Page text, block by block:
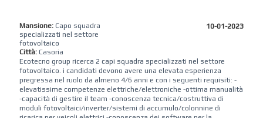
Mansione:Capo squadra
specializzati nel settore
fotovoltaico
Città:Casoria
10-01-2023
Ecotecno group ricerca 2 capi squadra specializzati nel settore
fotovoltaico. i candidati devono avere una elevata esperienza
pregressa nel ruolo da almeno 4/6 anni e con i seguenti requisiti: -
elevatissime competenze elettriche/elettroniche -ottima manualità
-capacità di gestire il team -conoscenza tecnica/costruttiva di
moduli fotovoltaici/inverter/sistemi di accumulo/colonnine di